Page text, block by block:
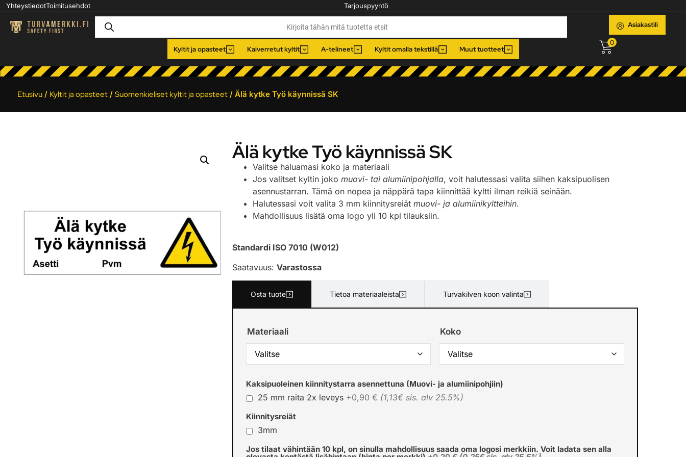
YhteystiedotToimitusehdot Tarjouspyyntö
Kyltit ja opasteet Kaiverretut kyltit A-telineet Kyltit omalla tekstillä Muut tuotteet
Asiakastili
0
Etusivu/ Kyltit ja opasteet/ Suomenkieliset kyltit ja opasteet/ Älä kytke Työ käynnissä SK
Älä kytke Työ käynnissä SK
Valitse haluamasi koko ja materiaali
Jos valitset kyltin joko muovi- tai alumiinipohjalla, voit halutessasi valita siihen kaksipuolisen
asennustarran. Tämä on nopea ja näppärä tapa kiinnittää kyltti ilman reikiä seinään.
Halutessasi voit valita 3 mm kiinnitysreiät muovi- ja alumiinikyltteihin.
Mahdollisuus lisätä oma logo yli 10 kpl tilauksiin.
Standardi ISO 7010 (W012)
Saatavuus: Varastossa
Osta tuote Tietoa materiaaleista Turvakilven koon valinta
Materiaali Koko
Kaksipuoleinen kiinnitystarra asennettuna (Muovi- ja alumiinipohjiin)
25 mm raita 2x leveys +0,90 € (1,13€ sis. alv 25.5%)
Kiinnitysreiät
3mm
Jos tilaat vähintään 10 kpl, on sinulla mahdollisuus saada oma logosi merkkiin. Voit ladata sen alla